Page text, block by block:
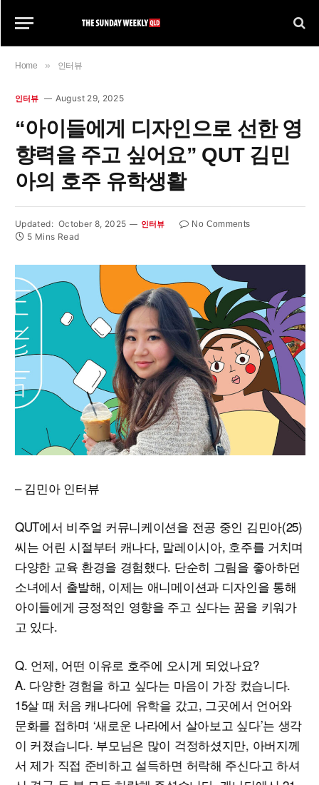
Home » 인터뷰
인터뷰 August 29, 2025
“아이들에게 디자인으로 선한 영
향력을 주고 싶어요” QUT 김민
아의 호주 유학생활
Updated: October 8, 2025 인터뷰 No Comments
5 Mins Read
– 김민아 인터뷰
QUT에서 비주얼 커뮤니케이션을 전공 중인 김민아(25)
씨는 어린 시절부터 캐나다, 말레이시아, 호주를 거치며
다양한 교육 환경을 경험했다. 단순히 그림을 좋아하던
소녀에서 출발해, 이제는 애니메이션과 디자인을 통해
아이들에게 긍정적인 영향을 주고 싶다는 꿈을 키워가
고 있다.
Q. 언제, 어떤 이유로 호주에 오시게 되었나요?
A. 다양한 경험을 하고 싶다는 마음이 가장 컸습니다.
15살 때 처음 캐나다에 유학을 갔고, 그곳에서 언어와
문화를 접하며 ‘새로운 나라에서 살아보고 싶다’는 생각
이 커졌습니다. 부모님은 많이 걱정하셨지만, 아버지께
서 제가 직접 준비하고 설득하면 허락해 주신다고 하셔